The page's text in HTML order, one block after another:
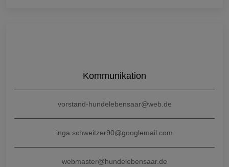
Kommunikation
vorstand-hundelebensaar@web.de
inga.schweitzer90@googlemail.com
webmaster@hundelebensaar.de